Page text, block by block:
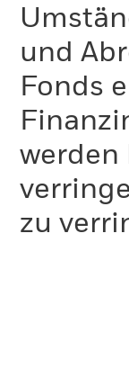
und
Fonds
werden
zu